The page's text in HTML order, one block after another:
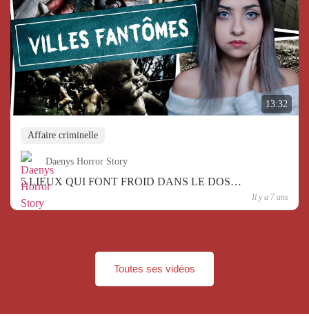
13:32
Affaire criminelle
Daenys Horror Story
5 LIEUX QUI FONT FROID DANS LE DOS…
Il y a 7 ans
Toutes ses vidéos